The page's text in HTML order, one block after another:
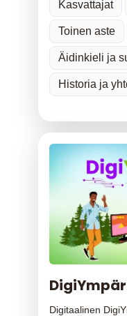
Kasvattajat
Toinen aste
Äidinkieli ja
Historia ja
Digitaalinen